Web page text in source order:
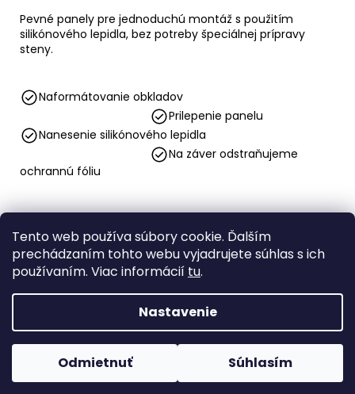
Tento web používa súbory cookie. Ďalším
prechádzaním tohto webu vyjadrujete súhlas s ich
používaním. Viac informácií tu.
Nastavenie
Odmietnuť Súhlasím
Pevné panely pre jednoduchú montáž s použitím
silikónového lepidla, bez potreby špeciálnej prípravy
steny.
Naformátovanie obkladov
Prilepenie panelu
Nanesenie silikónového lepidla
Na záver odstraňujeme
ochrannú fóliu
ä
Obchodné podmienky Ochrana osobných údajov
WoodPlast
Copyright 2026WoodPlast eshop. Všetky práva